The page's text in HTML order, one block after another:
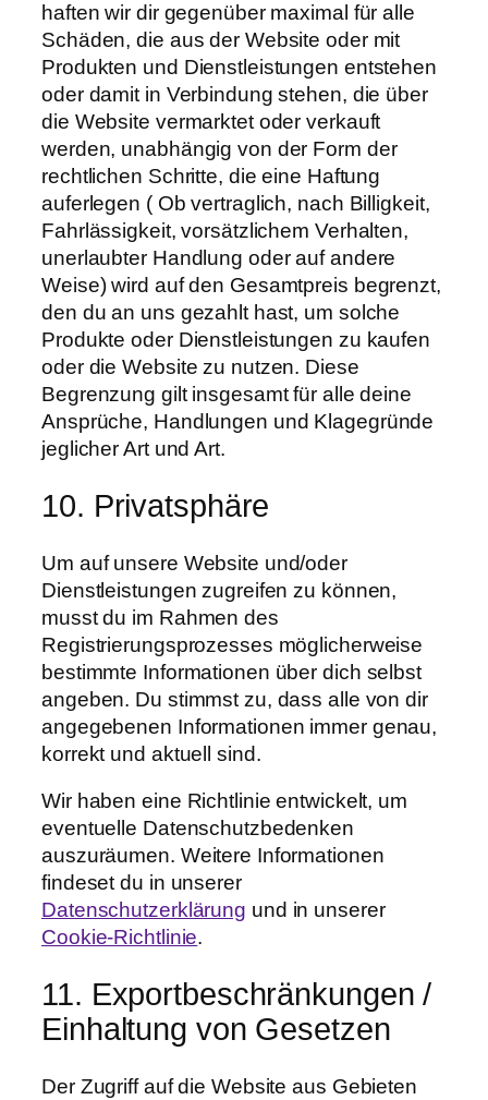
haften wir dir gegenüber maximal für alle
Schäden, die aus der Website oder mit
Produkten und Dienstleistungen entstehen
oder damit in Verbindung stehen, die über
die Website vermarktet oder verkauft
werden, unabhängig von der Form der
rechtlichen Schritte, die eine Haftung
auferlegen ( Ob vertraglich, nach Billigkeit,
Fahrlässigkeit, vorsätzlichem Verhalten,
unerlaubter Handlung oder auf andere
Weise) wird auf den Gesamtpreis begrenzt,
den du an uns gezahlt hast, um solche
Produkte oder Dienstleistungen zu kaufen
oder die Website zu nutzen. Diese
Begrenzung gilt insgesamt für alle deine
Ansprüche, Handlungen und Klagegründe
jeglicher Art und Art.
10. Privatsphäre
Um auf unsere Website und/oder
Dienstleistungen zugreifen zu können,
musst du im Rahmen des
Registrierungsprozesses möglicherweise
bestimmte Informationen über dich selbst
angeben. Du stimmst zu, dass alle von dir
angegebenen Informationen immer genau,
korrekt und aktuell sind.
Wir haben eine Richtlinie entwickelt, um
eventuelle Datenschutzbedenken
auszuräumen. Weitere Informationen
findeset du in unserer
Datenschutzerklärung und in unserer
Cookie-Richtlinie.
11. Exportbeschränkungen /
Einhaltung von Gesetzen
Der Zugriff auf die Website aus Gebieten